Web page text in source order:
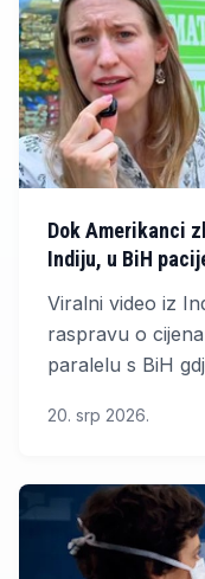
Dok Amerikanci
Indiju, u BiH
Viralni video iz
raspravu o
paralelu s BiH
brojevima i
20. srp 2026.